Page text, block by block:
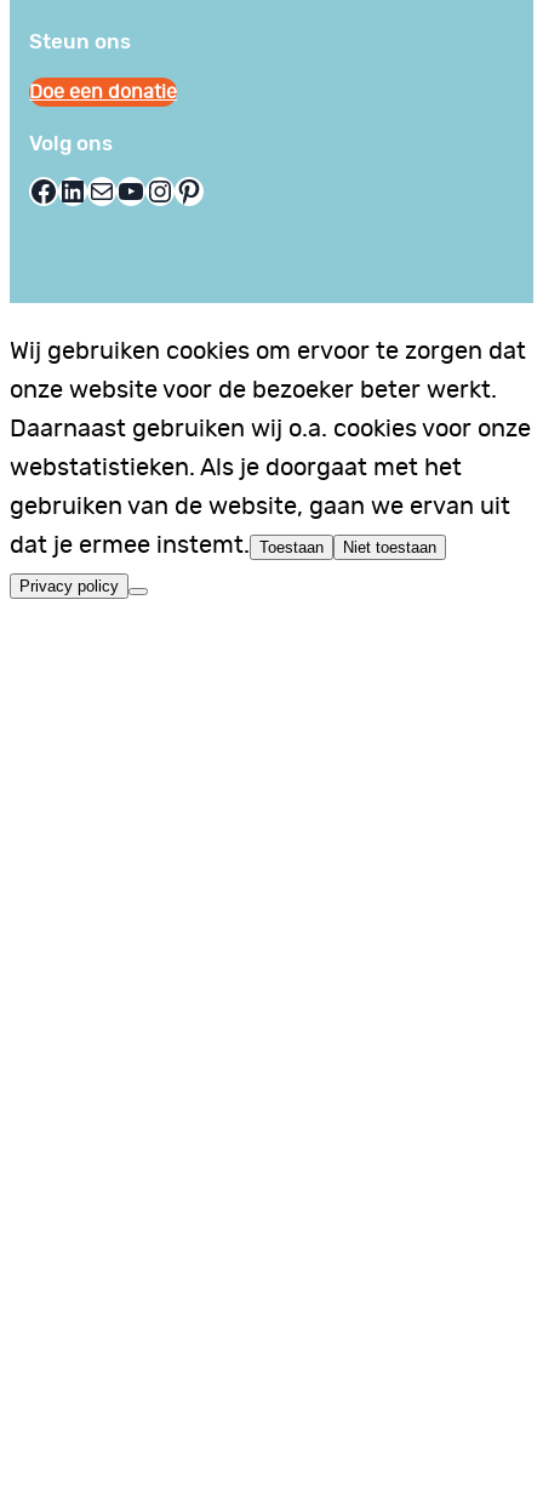
Steun ons
Doe een donatie
Volg ons
Facebook LinkedIn E-mail YouTube InstagramPinterest
Wij gebruiken cookies om ervoor te zorgen dat
onze website voor de bezoeker beter werkt.
Daarnaast gebruiken wij o.a. cookies voor onze
webstatistieken. Als je doorgaat met het
gebruiken van de website, gaan we ervan uit
dat je ermee instemt. Toestaan Niet toestaan
Privacy policy